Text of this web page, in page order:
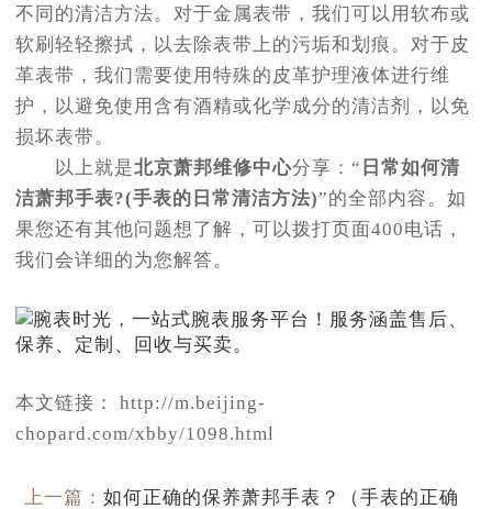
不同的清洁方法。对于金属表带，我们可以用软布或
软刷轻轻擦拭，以去除表带上的污垢和划痕。对于皮
革表带，我们需要使用特殊的皮革护理液体进行维
护，以避免使用含有酒精或化学成分的清洁剂，以免
损坏表带。
以上就是北京萧邦维修中心分享：“ 日常如何清
洁萧邦手表?(手表的日常清洁方法)”的全部内容。如
果您还有其他问题想了解，可以拨打页面400电话，
我们会详细的为您解答。
本文链接： http://m.beijing-
chopard.com/xbby/1098.html
上一篇：如何正确的保养萧邦手表？（手表的正确